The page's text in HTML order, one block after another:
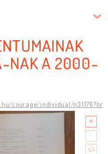
NAK A 2000-
courage/individual/n31176?hr